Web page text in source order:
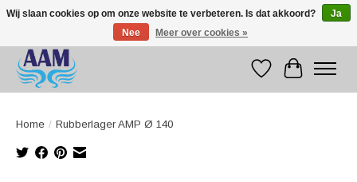
Competitive prices fast international delivery
Verlanglijst
Home / Rubberlager AMP Ø 140
Wij slaan cookies op om onze website te verbeteren. Is dat akkoord?
Ja
Nee
Meer over cookies »